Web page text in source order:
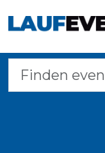
Home